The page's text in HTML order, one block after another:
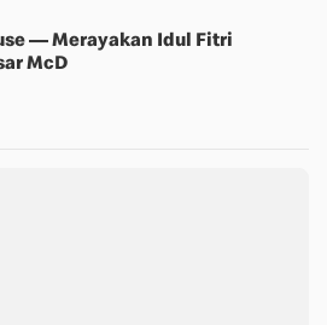
— Merayakan Idul Fitri
McD